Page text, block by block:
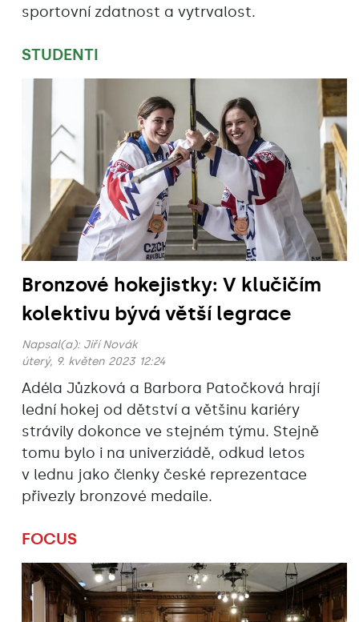
sportovní zdatnost a vytrvalost.
STUDENTI
Bronzové hokejistky: V klučičím
kolektivu bývá větší legrace
Napsal(a): Jiří Novák
úterý, 9. květen 2023 12:24
Adéla Jůzková a Barbora Patočková hrají
lední hokej od dětství a většinu kariéry
strávily dokonce ve stejném týmu. Stejně
tomu bylo i na univerziádě, odkud letos
v lednu jako členky české reprezentace
přivezly bronzové medaile.
FOCUS